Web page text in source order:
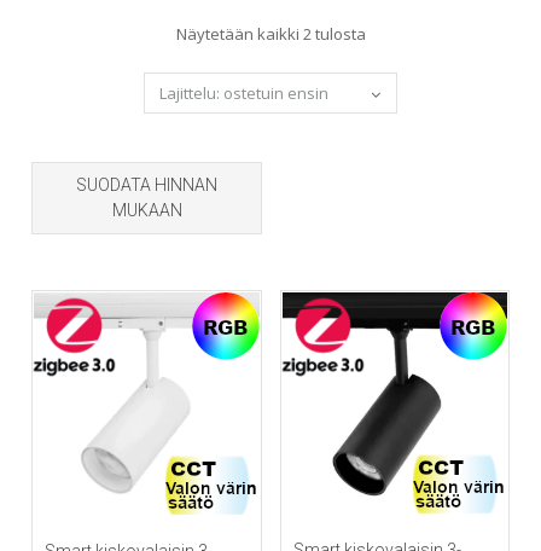
Näytetään kaikki 2 tulostaSorted
by
popularity
SUODATA HINNAN
MUKAAN